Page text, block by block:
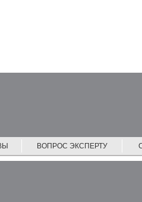
ВОПРОС ЭКСПЕРТУ